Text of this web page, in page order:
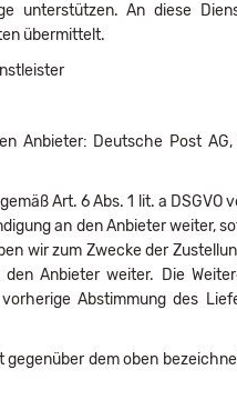
unterstützen. An diese
übermittelt.
Anbieter: Deutsche Post
Art. 6 Abs. 1 lit. a DSGVO
an den Anbieter weiter,
wir zum Zwecke der
Anbieter weiter. Die
Abstimmung des
gegenüber dem oben